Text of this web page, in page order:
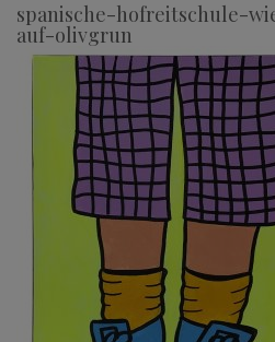
spanische-hofreitschule-
auf-olivgrun